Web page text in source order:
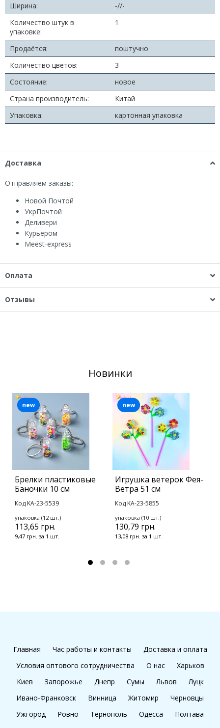
Ширина:
-//-
Количество штук в
упаковке:
1
Продаётся:
поштучно
Количество цветов:
3
Состояние:
новое
Страна производитель:
Китай
Упаковка:
картонная упаковка
Доставка
Отправляем заказы:
Новой Почтой
УкрПочтой
Деливери
Курьером
Мeest-express
Оплата
Отзывы
Новинки
Брелки пластиковые
Баночки 10 см
Код KA-23-5539
упаковка (12 шт.)
113,65 грн.
9,47 грн. за 1 шт.
new
Игрушка ветерок Фея-
Ветра 51 см
Код KA-23-5855
упаковка (10 шт.)
130,79 грн.
13,08 грн. за 1 шт.
new
Главная Час работы и контакты
Доставка и оплата
Условия оптового сотрудничества
О нас
Харьков
Киев
Запорожье Днепр Сумы Львов
Луцк
Ивано-Франковск
Винница Житомир
Черновцы
Ужгород
Ровно Тернополь Одесса Полтава